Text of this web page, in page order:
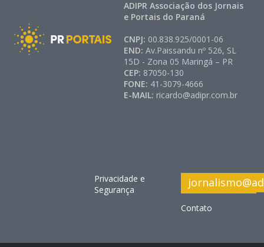
ADIPR Associação dos Jornais
e Portais do Paraná
CNPJ: 00.838.925/0001-06
END:Av.Paissandu nº 526, SL
15D - Zona 05 Maringá – PR
CEP: 87050-130
FONE: 41-3079-4666
E-MAIL: ricardo@adipr.com.br
Privacidade e
Segurança
Contato